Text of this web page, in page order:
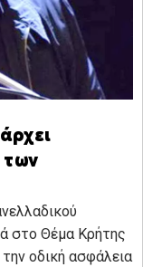
των
στο Θέμα Κρήτης
οδική ασφάλεια